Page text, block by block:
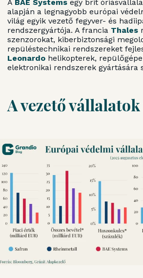
A BAE Systems egy brit
alapján a legnagyobb európai
világ egyik vezető fegyver- és
rendszergyártója. A francia Thales
szenzorokat, kiberbiztonsági
repüléstechnikai rendszereket
Leonardo helikopterek,
elektronikai rendszerek gyártására
A vezető